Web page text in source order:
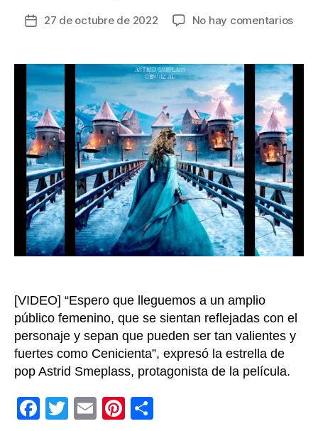
Fecha
entrada
27 de octubre de 2022 No hay comentariosen
de
a
“Tres
para
[VIDEO] “Espero que lleguemos a un amplio
público femenino, que se sientan reflejadas con el
personaje y sepan que pueden ser tan valientes y
fuertes como Cenicienta”, expresó la estrella de
pop Astrid Smeplass, protagonista de la película.
F
T
E
Pi